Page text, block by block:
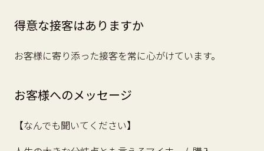
得意な接客はありますか
お客様に寄り添った接客を常に心がけています。
お客様へのメッセージ
【なんでも聞いてください】